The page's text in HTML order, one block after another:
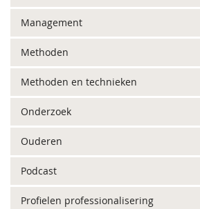
Management
Methoden
Methoden en technieken
Onderzoek
Ouderen
Podcast
Profielen professionalisering